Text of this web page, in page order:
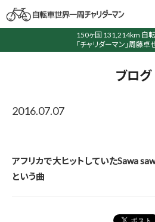
150ヶ国 131,214km 自
「チャリダーマン」周藤卓
ブログ
2016.07.07
アフリカで大ヒットしていたSawa
という曲